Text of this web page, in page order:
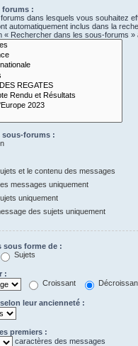
forums :
dans lesquels vous souhaitez
automatiquement inclus dans la
« Rechercher dans les sous-forums »
sous-forums :
et le contenu des messages
messages uniquement
uniquement
des sujets uniquement
sous forme de :
Sujets
:
Croissant
leur ancienneté :
premiers :
caractères des messages